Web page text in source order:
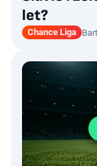
let?
Chance Liga